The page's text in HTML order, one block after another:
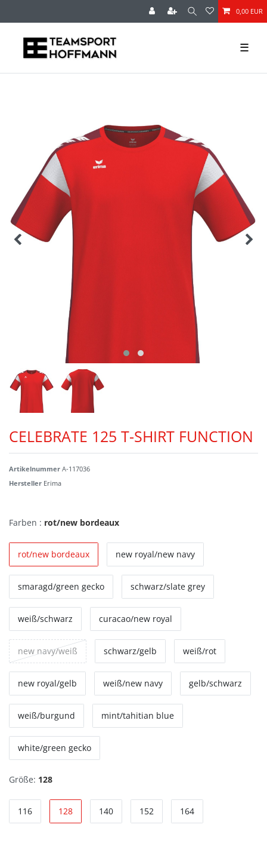
0,00 EUR
☰
CELEBRATE 125 T-SHIRT FUNCTION
Artikelnummer A-117036
Hersteller Erima
Farben : rot/new bordeaux
rot/new bordeaux new royal/new navy
smaragd/green gecko schwarz/slate grey
weiß/schwarz curacao/new royal
new navy/weiß schwarz/gelb weiß/rot
new royal/gelb weiß/new navy gelb/schwarz
weiß/burgund mint/tahitian blue
white/green gecko
Größe: 128
116 128 140 152 164